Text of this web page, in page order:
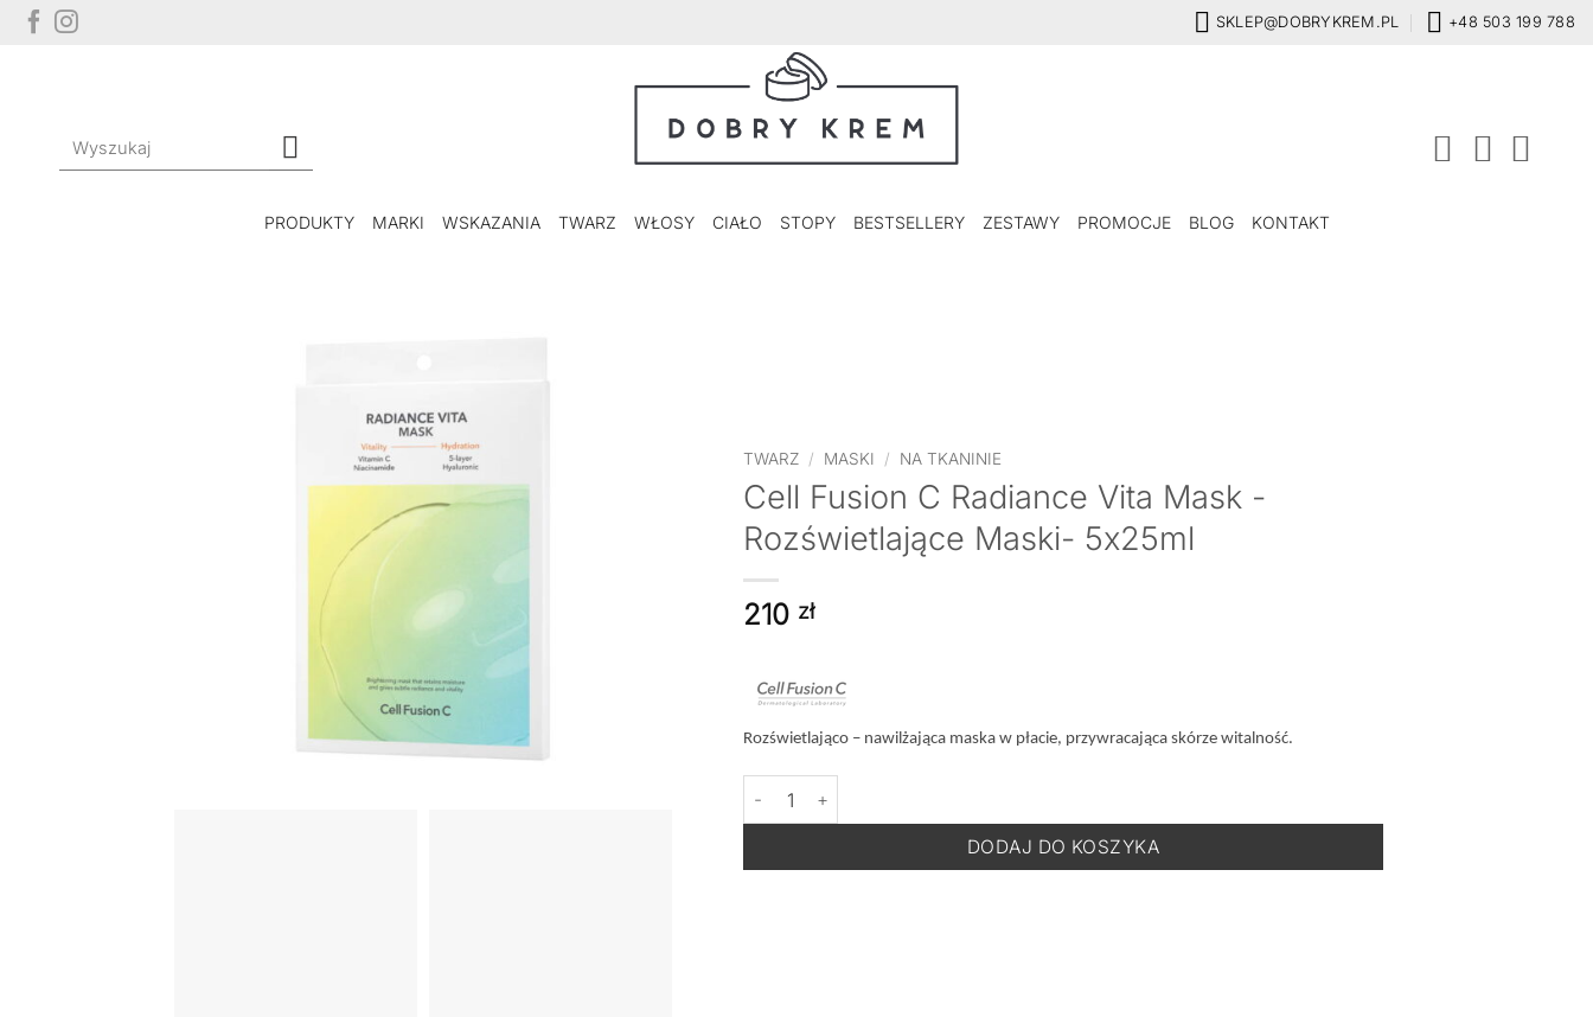
Przewiń
SKLEP@DOBRYKREM.PL +48 503 199 788
Szukaj:
PRODUKTY MARKI WSKAZANIA TWARZ WŁOSY CIAŁO STOPY BESTSELLERY ZESTAWY PROMOCJE BLOG KONTAKT
TWARZ / MASKI / NA TKANINIE
Cell Fusion C Radiance Vita Mask -
Rozświetlające Maski- 5x25ml
210 zł
Rozświetlająco – nawilżająca maska w płacie, przywracająca skórze witalność.
ilość Cell Fusion C Radiance Vita Mask -Rozświetlające Maski- 5x25ml
DODAJ DO KOSZYKA